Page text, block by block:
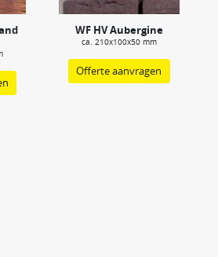
WF HV Aubergine
ca. 210x100x50 mm
Offerte aanvragen